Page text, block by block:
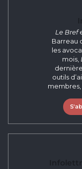
Le Bref
Barreau
les
mois,
outils
membres,